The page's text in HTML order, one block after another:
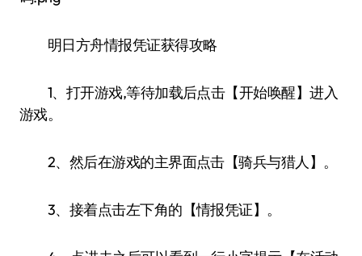
明日方舟情报凭证获得攻略
1、打开游戏,等待加载后点击【开始唤醒】进入
游戏。
2、然后在游戏的主界面点击【骑兵与猎人】。
3、接着点击左下角的【情报凭证】。